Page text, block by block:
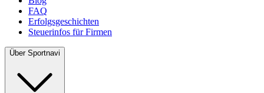
FAQ
Erfolgsgeschichten
Steuerinfos für Firmen
Über Sportnavi